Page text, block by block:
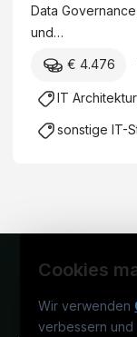
Data
und…
€ 4.476
IT
sonstige IT-
Cookies
Wir verwenden
verbessern und